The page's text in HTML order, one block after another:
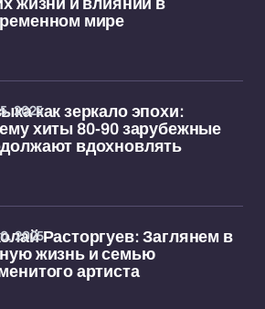
жизни и влиянии в
мире
как зеркало эпохи:
хиты 80-90 зарубежные
вдохновлять
2025
Расторгуев: Заглянем в
жизнь и семью
артиста
2025